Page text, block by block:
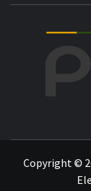
Copyright ©